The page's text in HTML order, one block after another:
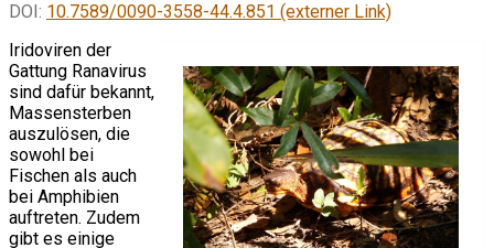
DOI: 10.7589/0090-3558-44.4.851 (externer Link)
Iridoviren der
Gattung Ranavirus
sind dafür bekannt,
Massensterben
auszulösen, die
sowohl bei
Fischen als auch
bei Amphibien
auftreten. Zudem
gibt es einige